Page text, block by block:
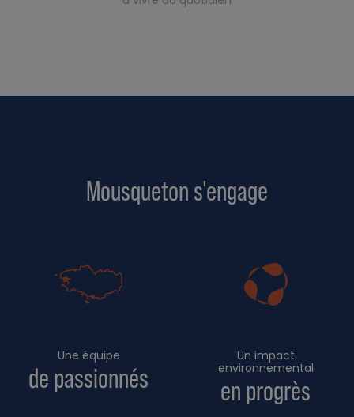
Mousqueton s'engage
Une équipe
de passionnés
Un impact
environnemental
en progrès